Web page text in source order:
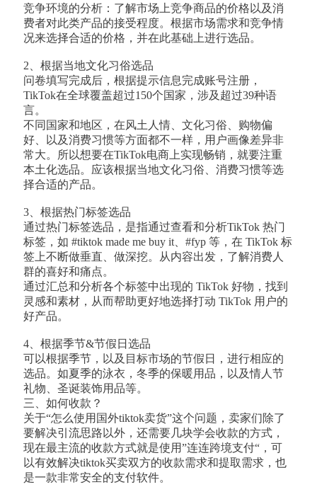
竞争环境的分析：了解市场上竞争商品的价格以及消
费者对此类产品的接受程度。根据市场需求和竞争情
况来选择合适的价格，并在此基础上进行选品。
2、根据当地文化习俗选品
问卷填写完成后，根据提示信息完成账号注册，
TikTok在全球覆盖超过150个国家，涉及超过39种语
言。
不同国家和地区，在风土人情、文化习俗、购物偏
好、以及消费习惯等方面都不一样，用户画像差异非
常大。所以想要在TikTok电商上实现畅销，就要注重
本土化选品。应该根据当地文化习俗、消费习惯等选
择合适的产品。
3、根据热门标签选品
通过热门标签选品，是指通过查看和分析TikTok 热门
标签，如 #tiktok made me buy it、#fyp 等，在 TikTok 标
签上不断做垂直、做深挖。从内容出发，了解消费人
群的喜好和痛点。
通过汇总和分析各个标签中出现的 TikTok 好物，找到
灵感和素材，从而帮助更好地选择打动 TikTok 用户的
好产品。
4、根据季节&节假日选品
可以根据季节，以及目标市场的节假日，进行相应的
选品。如夏季的泳衣，冬季的保暖用品，以及情人节
礼物、圣诞装饰用品等。
三、如何收款？
关于“怎么使用国外tiktok卖货”这个问题，卖家们除了
要解决引流思路以外，还需要几块学会收款的方式，
现在最主流的收款方式就是使用”连连跨境支付“，可
以有效解决tiktok买卖双方的收款需求和提取需求，也
是一款非常安全的支付软件。